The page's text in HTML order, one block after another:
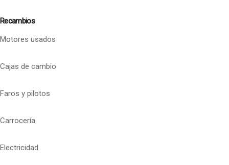
Recambios
Motores usados
Cajas de cambio
Faros y pilotos
Carrocería
Electricidad